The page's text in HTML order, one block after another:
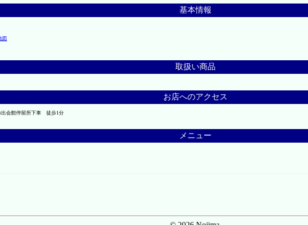
基本情報
図
取扱い商品
お店へのアクセス
会館停留所下車 徒歩1分
メニュー